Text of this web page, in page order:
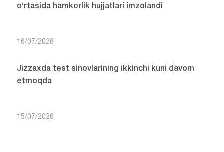
o‘rtasida hamkorlik hujjatlari imzolandi
16/07/2026
Jizzaxda test sinovlarining ikkinchi kuni davom
etmoqda
15/07/2026